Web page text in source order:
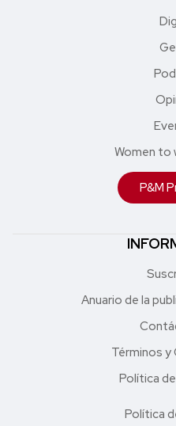
Women to
P&M
Anuario de la
Términos y
Política
Política